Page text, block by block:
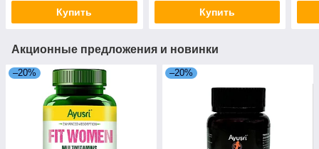
Купить Купить
Акционные предложения и новинки
–20% –20%